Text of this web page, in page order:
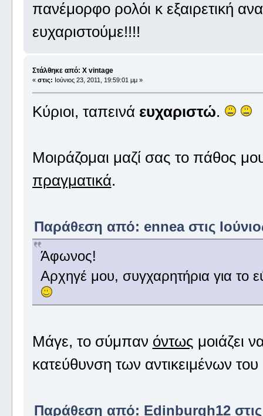
πανέμορφο ρολόι κ εξαιρετική
ευχαριστούμε!!!!
Στάλθηκε από: X vintage
« στις: Ιούνιος 23, 2011, 19:59:01 μμ »
Κύριοι, ταπεινά ευχαριστώ.
Μοιράζομαι μαζί σας το πάθος
πραγματικά.
Παράθεση από: ennea στις
Άφωνος!
Αρχηγέ μου, συγχαρητήρια για
Μάγε, το σύμπαν όντως μοιάζει
κατεύθυνση των αντικειμένων του
Παράθεση από: Edinburgh12 στις